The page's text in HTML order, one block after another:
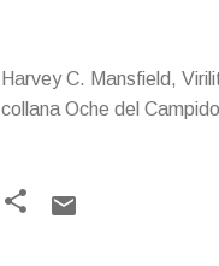
Harvey C. Mansfield,
collana Oche del